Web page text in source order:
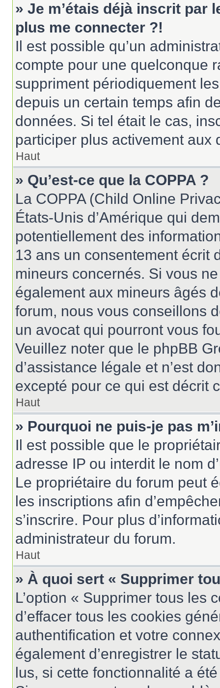
» Je m’étais déjà inscrit par
plus me connecter ?!
Il est possible qu’un
compte pour une quelconque
suppriment périodiquement
depuis un certain temps afin
données. Si tel était le cas,
participer plus activement aux
Haut
» Qu’est-ce que la COPPA ?
La COPPA (Child Online
États-Unis d’Amérique qui
potentiellement des
13 ans un consentement écrit
mineurs concernés. Si vous
également aux mineurs âgés
forum, nous vous conseillons
un avocat qui pourront vous
Veuillez noter que le phpBB
d’assistance légale et n’est
excepté pour ce qui est décrit
Haut
» Pourquoi ne puis-je pas
Il est possible que le
adresse IP ou interdit le nom
Le propriétaire du forum peut
les inscriptions afin
s’inscrire. Pour plus
administrateur du forum.
Haut
» À quoi sert « Supprimer
L’option « Supprimer tous les
d’effacer tous les cookies
authentification et votre
également d’enregistrer le
lus, si cette fonctionnalité a